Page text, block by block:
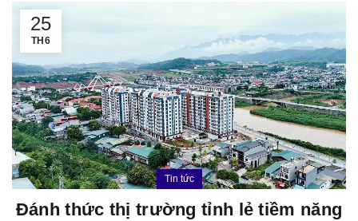
25
TH6
Tin tức
Đánh thức thị trường tỉnh lẻ tiềm năng